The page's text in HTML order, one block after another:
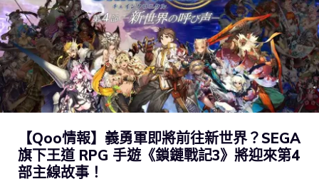
【Qoo情報】義勇軍即將前往新世界？SEGA
旗下王道 RPG 手遊《鎖鏈戰記3》將迎來第4
部主線故事！